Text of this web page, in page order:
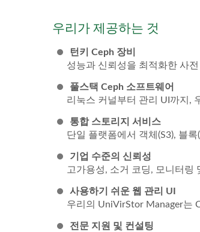
우리가 제공하는 것
턴키 Ceph 장비
성능과 신뢰성을 최적화한 사
풀스택 Ceph 소프트웨어
리눅스 커널부터 관리 UI까지,
통합 스토리지 서비스
단일 플랫폼에서 객체(S3), 블
기업 수준의 신뢰성
고가용성, 소거 코딩, 모니터링
사용하기 쉬운 웹 관리 UI
우리의 UniVirStor Manager는
전문 지원 및 컨설팅